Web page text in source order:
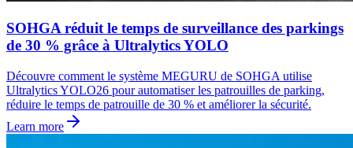
SOHGA réduit le temps de surveillance des parkings
de 30 % grâce à Ultralytics YOLO
Découvre comment le système MEGURU de SOHGA utilise
Ultralytics YOLO26 pour automatiser les patrouilles de parking,
réduire le temps de patrouille de 30 % et améliorer la sécurité.
Learn more